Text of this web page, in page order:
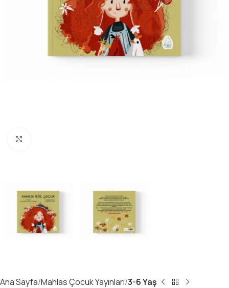
Ana Sayfa Mahlas Çocuk Yayınları 3-6 Yaş